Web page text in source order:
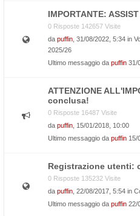
IMPORTANTE:
0 Risposte 142657 Visite
da puffin , 31/08/2022, 5:34 in
2025/26
Ultimo messaggio da puffin 31/
ATTENZIONE
conclusa!
0 Risposte 16487 Visite
da puffin , 15/01/2018, 10:00
Ultimo messaggio da puffin 15/
Registrazione utenti:
0 Risposte 135232 Visite
da puffin , 22/08/2017, 5:54 in
Ultimo messaggio da puffin 22/